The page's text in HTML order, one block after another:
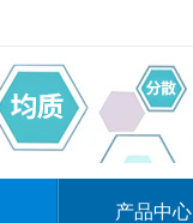
产品中心